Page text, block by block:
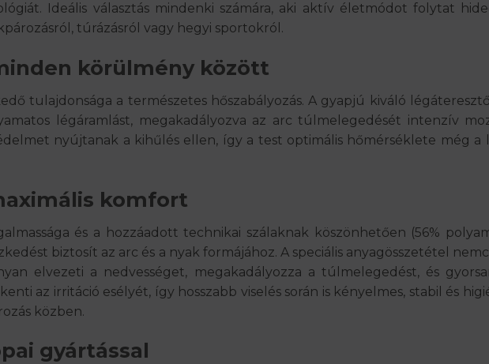
. Ideális választás mindenki számára, aki aktív életmódot folytat
túrázásról vagy hegyi sportokról .
körülmény között
tulajdonsága a természetes hőszabályozás. A gyapjú kiváló
légáramlást, megakadályozva az arc túlmelegedését intenzív
nyújtanak a kihűlés ellen, így a test optimális hőmérséklete még
komfort
és a hozzáadott technikai szálaknak köszönhetően (56%
biztosít az arc és a nyak formájához. A speciális anyagösszetétel
elvezeti a nedvességet, megakadályozza a túlmelegedést, és
az irritáció esélyét, így hosszabb viselés során is kényelmes, stabil és
közben.
gyártással